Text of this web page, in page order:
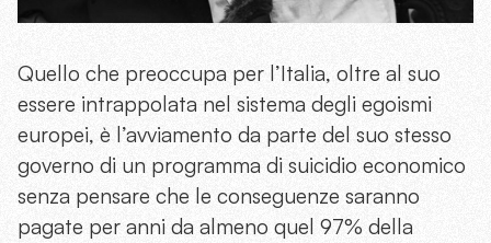
Quello che preoccupa per l’Italia, oltre al suo
essere intrappolata nel sistema degli egoismi
europei, è l’avviamento da parte del suo stesso
governo di un programma di suicidio economico
senza pensare che le conseguenze saranno
pagate per anni da almeno quel 97% della